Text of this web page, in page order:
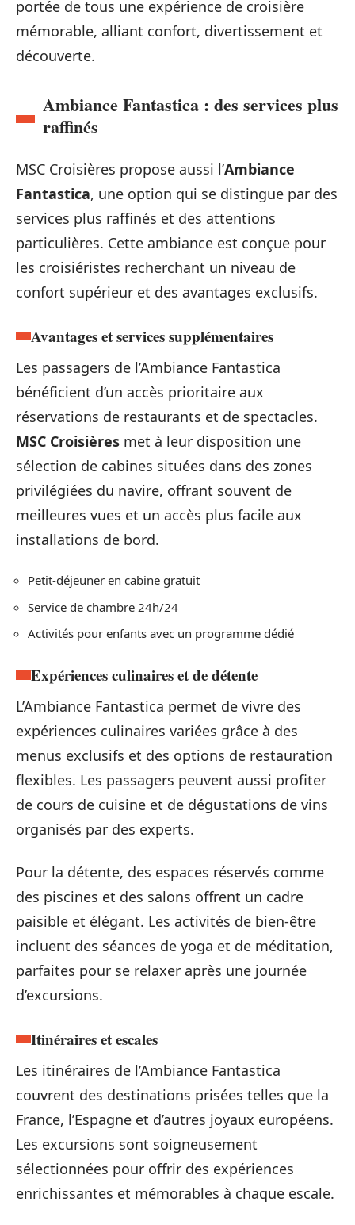
portée de tous une expérience de croisière
mémorable, alliant confort, divertissement et
découverte.
Ambiance Fantastica : des services plus
raffinés
MSC Croisières propose aussi l’Ambiance
Fantastica, une option qui se distingue par des
services plus raffinés et des attentions
particulières. Cette ambiance est conçue pour
les croisiéristes recherchant un niveau de
confort supérieur et des avantages exclusifs.
Avantages et services supplémentaires
Les passagers de l’Ambiance Fantastica
bénéficient d’un accès prioritaire aux
réservations de restaurants et de spectacles.
MSC Croisières met à leur disposition une
sélection de cabines situées dans des zones
privilégiées du navire, offrant souvent de
meilleures vues et un accès plus facile aux
installations de bord.
Petit-déjeuner en cabine gratuit
Service de chambre 24h/24
Activités pour enfants avec un programme dédié
Expériences culinaires et de détente
L’Ambiance Fantastica permet de vivre des
expériences culinaires variées grâce à des
menus exclusifs et des options de restauration
flexibles. Les passagers peuvent aussi profiter
de cours de cuisine et de dégustations de vins
organisés par des experts.
Pour la détente, des espaces réservés comme
des piscines et des salons offrent un cadre
paisible et élégant. Les activités de bien-être
incluent des séances de yoga et de méditation,
parfaites pour se relaxer après une journée
d’excursions.
Itinéraires et escales
Les itinéraires de l’Ambiance Fantastica
couvrent des destinations prisées telles que la
France, l’Espagne et d’autres joyaux européens.
Les excursions sont soigneusement
sélectionnées pour offrir des expériences
enrichissantes et mémorables à chaque escale.